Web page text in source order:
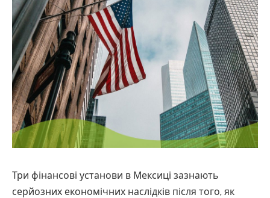
Три фінансові установи в Мексиці зазнають
серйозних економічних наслідків після того, як